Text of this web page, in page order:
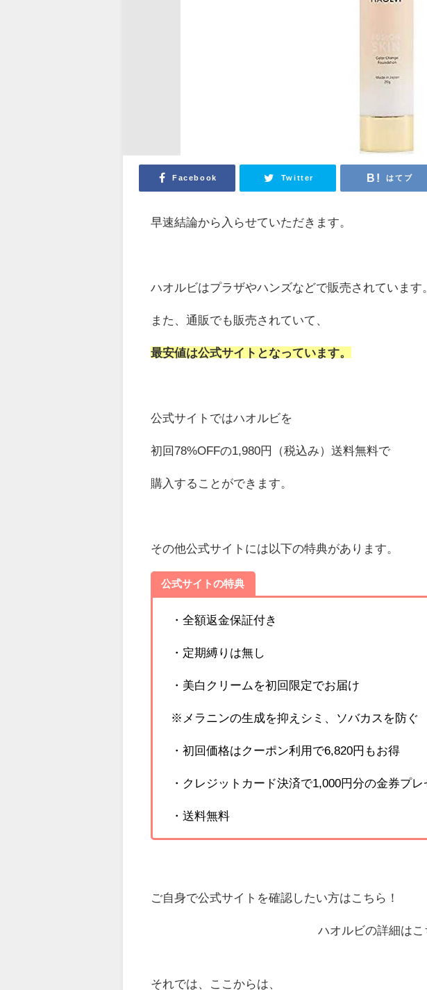
Facebook Twitter はてブ
早速結論から入らせていただきます。
ハオルビはプラザやハンズなどで販売されています
また、通販でも販売されていて、
最安値は公式サイトとなっています。
公式サイトではハオルビを
初回78%OFFの1,980円（税込み）送料無料で
購入することができます。
その他公式サイトには以下の特典があります。
公式サイトの特典
・全額返金保証付き
・定期縛りは無し
・美白クリームを初回限定でお届け
※メラニンの生成を抑えシミ、ソバカスを防ぐ
・初回価格はクーポン利用で6,820円もお得
・クレジットカード決済で1,000円分の金券プレ
・送料無料
ご自身で公式サイトを確認したい方はこちら！
ハオルビの詳細はこ
それでは、ここからは、